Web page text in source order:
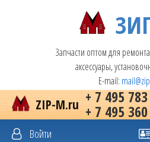
Запчасти оптом для
аксессуары,
E-mail:
+ 7 495
+ 7 495
ZIP-M.ru
Войти